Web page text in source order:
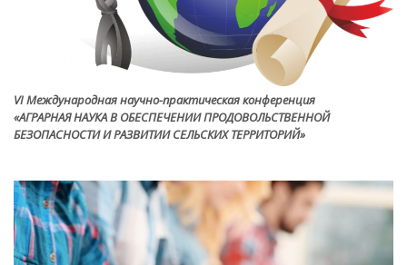
VI Международная научно-практическая конференция
«АГРАРНАЯ НАУКА В ОБЕСПЕЧЕНИИ ПРОДОВОЛЬСТВЕННОЙ
БЕЗОПАСНОСТИ И РАЗВИТИИ СЕЛЬСКИХ ТЕРРИТОРИЙ»